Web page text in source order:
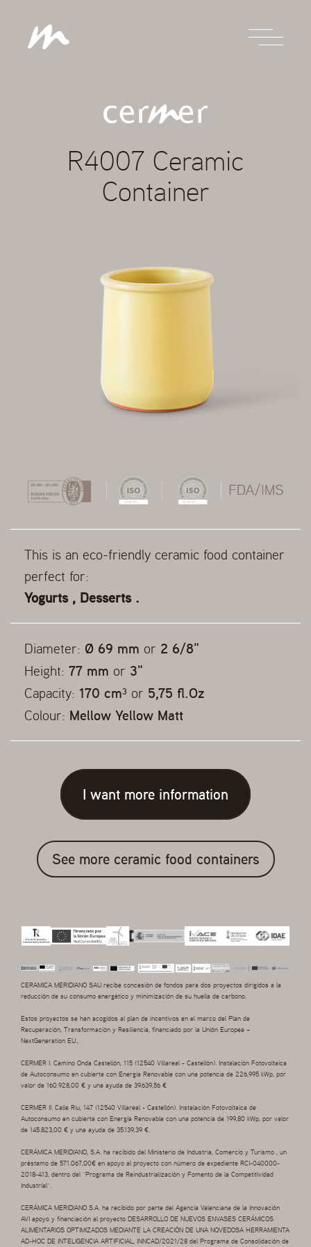
R4007 Ceramic
Container
This is an eco-friendly ceramic food container
perfect for:
Yogurts , Desserts .
Diameter: Ø 69 mm or 2 6/8"
Height: 77 mm or 3"
Capacity: 170 cm³ or 5,75 fl.Oz
Colour: Mellow Yellow Matt
I want more information
See more ceramic food containers
CERAMICA MERIDIANO SAU recibe concesión de fondos para dos proyectos dirigidos a la
reducción de su consumo energético y minimización de su huella de carbono.
Estos proyectos se han acogidos al plan de incentivos en el marco del Plan de
Recuperación, Transformación y Resiliencia, financiado por la Unión Europea –
NextGeneration EU.,
CERMER I. Camino Onda Castellón, 115 (12540 Villareal - Castellón). Instalación Fotovoltaica
de Autoconsumo en cubierta con Energía Renovable con una potencia de 226,995 kWp, por
valor de 160.928,00 € y una ayuda de 39.639,56 €
CERMER II. Calle Riu, 147 (12540 Villareal - Castellón). Instalación Fotovoltaica de
Autoconsumo en cubierta con Energía Renovable con una potencia de 199,80 kWp, por valor
de 145.823,00 € y una ayuda de 35.139,39 €.
CERÁMICA MERIDIANO, S.A. ha recibido del Ministerio de Industria, Comercio y Turismo , un
préstamo de 571.067,00€ en apoyo al proyecto con número de expediente RCI-040000-
2018-413, dentro del “Programa de Reindustrialización y Fomento de la Competitividad
Industrial”.
CERÁMICA MERIDIANO S.A. ha recibido por parte del Agencia Valenciana de la Innovación
AVI apoyo y financiación al proyecto DESARROLLO DE NUEVOS ENVASES CERÁMICOS
ALIMENTARIOS OPTIMIZADOS MEDIANTE LA CREACIÓN DE UNA NOVEDOSA HERRAMIENTA
AD-HOC DE INTELIGENCIA ARTIFICIAL, INNCAD/2021/28 del Programa de Consolidación de